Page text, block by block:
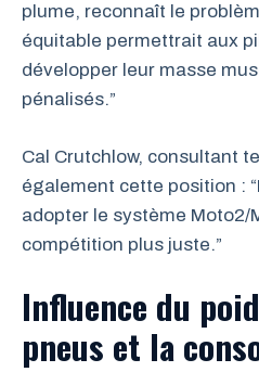
plume, reconnaît le
équitable permettrait aux
développer leur masse
pénalisés.”
Cal Crutchlow, consultant
également cette position :
adopter le système Moto2/
compétition plus juste.”
Influence du
pneus et la